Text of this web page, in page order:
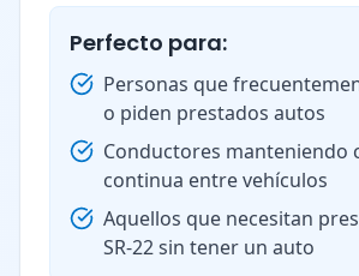
Perfecto para:
Personas que
o piden prestados autos
Conductores manteniendo
continua entre vehículos
Aquellos que necesitan
SR-22 sin tener un auto